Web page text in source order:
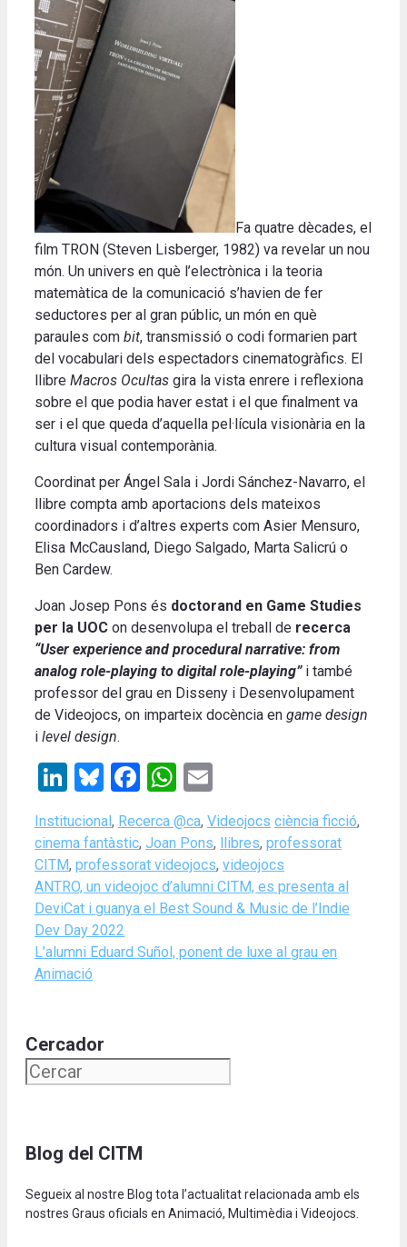
Fa quatre dècades, el
film TRON (Steven Lisberger, 1982) va revelar un nou
món. Un univers en què l’electrònica i la teoria
matemàtica de la comunicació s’havien de fer
seductores per al gran públic, un món en què
paraules com bit, transmissió o codi formarien part
del vocabulari dels espectadors cinematogràfics. El
llibre Macros Ocultas gira la vista enrere i reflexiona
sobre el que podia haver estat i el que finalment va
ser i el que queda d’aquella pel·lícula visionària en la
cultura visual contemporània.
Coordinat per Ángel Sala i Jordi Sánchez-Navarro, el
llibre compta amb aportacions dels mateixos
coordinadors i d’altres experts com Asier Mensuro,
Elisa McCausland, Diego Salgado, Marta Salicrú o
Ben Cardew.
Joan Josep Pons és doctorand en Game Studies
per la UOC on desenvolupa el treball de recerca
“User experience and procedural narrative: from
analog role-playing to digital role-playing”i també
professor del grau en Disseny i Desenvolupament
de Videojocs, on imparteix docència en game design
i level design.
LinkedIn
Bluesky
Facebook
WhatsApp
Categories
Institucional , Recerca @ca, Videojocs Tags
ciència ficció,
cinema fantàstic, Joan Pons, llibres, professorat
CITM, professorat videojocs, videojocs
ANTRO, un videojoc d’alumni CITM, es presenta al
DeviCat i guanya el Best Sound & Music de l’Indie
Dev Day 2022
L’alumni Eduard Suñol, ponent de luxe al grau en
Animació
Cercador
Blog del CITM
Segueix al nostre Blog tota l’actualitat relacionada amb els
nostres Graus oficials en Animació, Multimèdia i Videojocs.